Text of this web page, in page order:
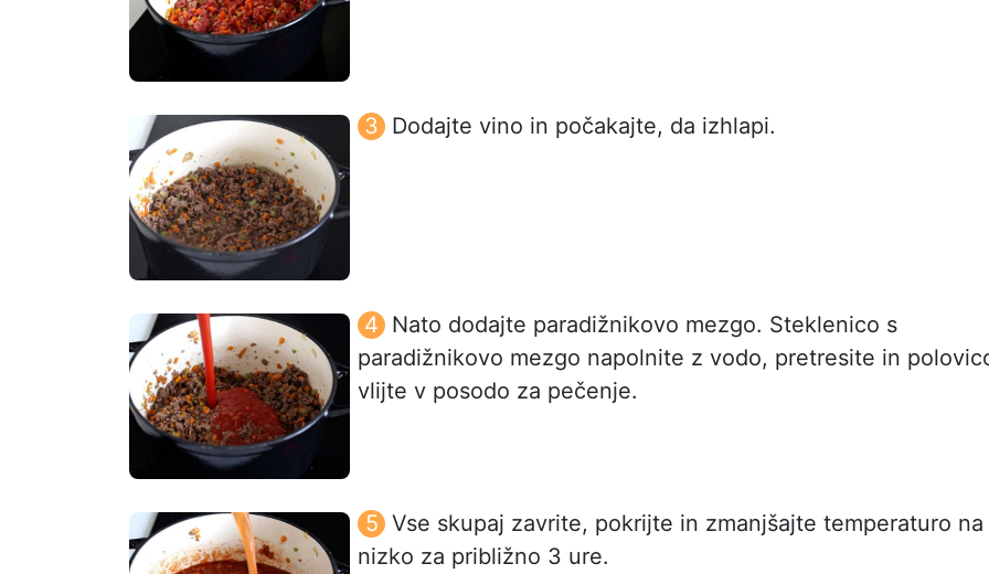
Dodajte vino in počakajte, da izhlapi.
Nato dodajte paradižnikovo mezgo. Steklenico s
paradižnikovo mezgo napolnite z vodo, pretresite in
vlijte v posodo za pečenje.
Vse skupaj zavrite, pokrijte in zmanjšajte temperaturo na
nizko za približno 3 ure.